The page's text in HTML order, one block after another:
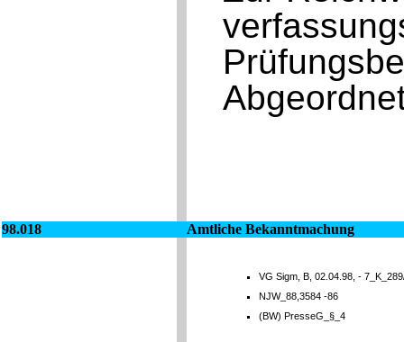
98.018 Amtliche Bekanntmachung
VG Sigm, B, 02.04.98, -
NJW_88,3584 -86
(BW) PresseG_§_4